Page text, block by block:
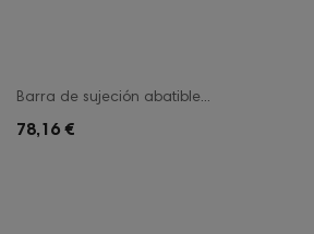
Barra de sujeción abatible...
78,16 €